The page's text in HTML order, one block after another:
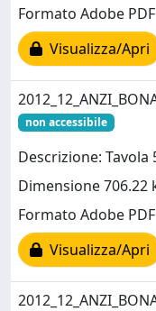
Formato Adobe PDF
Visualizza/Apri
non accessibile
Descrizione: Tavola
Dimensione 706.22
Formato Adobe PDF
Visualizza/Apri